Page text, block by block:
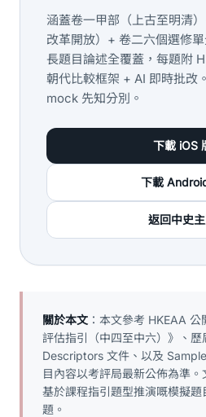
涵蓋卷一甲部（上古至明清
改革開放）+ 卷二六個選修
長題目論述全覆蓋，每題附
朝代比較框架 + AI 即時批改
mock 先知分別。
下載 iOS
下載
返回中史
關於本文 ：本文參考 HKEAA
評估指引（中四至中六）》、
Descriptors 文件、以及
目內容以考評局最新公佈為準
基於課程指引題型推演嘅模擬
題。